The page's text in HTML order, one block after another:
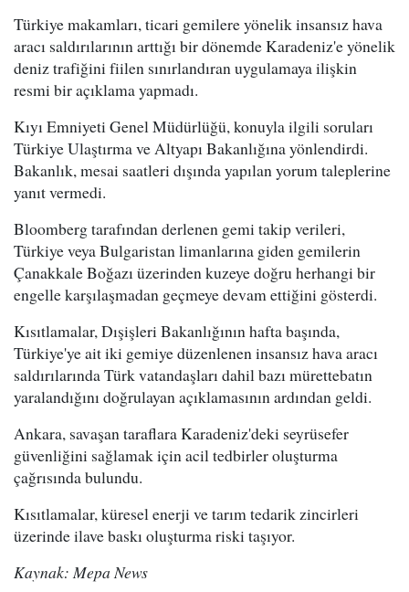
Türkiye makamları, ticari gemilere yönelik insansız hava
aracı saldırılarının arttığı bir dönemde Karadeniz'e yönelik
deniz trafiğini fiilen sınırlandıran uygulamaya ilişkin
resmi bir açıklama yapmadı.
Kıyı Emniyeti Genel Müdürlüğü, konuyla ilgili soruları
Türkiye Ulaştırma ve Altyapı Bakanlığına yönlendirdi.
Bakanlık, mesai saatleri dışında yapılan yorum taleplerine
yanıt vermedi.
Bloomberg tarafından derlenen gemi takip verileri,
Türkiye veya Bulgaristan limanlarına giden gemilerin
Çanakkale Boğazı üzerinden kuzeye doğru herhangi bir
engelle karşılaşmadan geçmeye devam ettiğini gösterdi.
Kısıtlamalar, Dışişleri Bakanlığının hafta başında,
Türkiye'ye ait iki gemiye düzenlenen insansız hava aracı
saldırılarında Türk vatandaşları dahil bazı mürettebatın
yaralandığını doğrulayan açıklamasının ardından geldi.
Ankara, savaşan taraflara Karadeniz'deki seyrüsefer
güvenliğini sağlamak için acil tedbirler oluşturma
çağrısında bulundu.
Kısıtlamalar, küresel enerji ve tarım tedarik zincirleri
üzerinde ilave baskı oluşturma riski taşıyor.
Kaynak: Mepa News